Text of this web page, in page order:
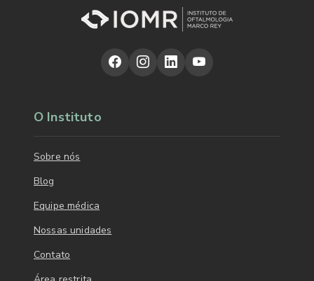
O Instituto
Sobre nós
Blog
Equipe médica
Nossas unidades
Contato